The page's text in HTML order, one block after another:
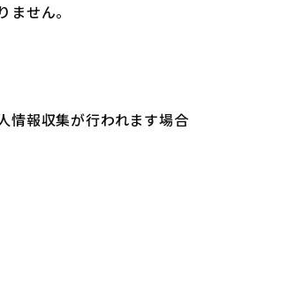
せん。
情報収集が行われます場合